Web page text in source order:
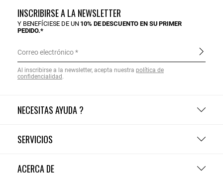
NECESITAS AYUDA ?
SERVICIOS
ACERCA DE
INSCRIBIRSE A LA NEWSLETTER
Y BENEFÍCIESE DE UN 10% DE DESCUENTO EN SU PRIMER
PEDIDO.*
Correo electrónico
Al inscribirse a la newsletter, acepta nuestra política de
confidencialidad.